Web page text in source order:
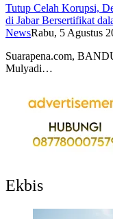
Tutup Celah Korupsi,
di Jabar Bersertifikat
NewsRabu, 5 Agustus
Suarapena.com,
Mulyadi…
Ekbis